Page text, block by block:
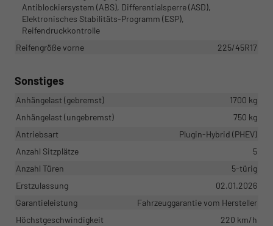
Antiblockiersystem (ABS), Differentialsperre (ASD),
Elektronisches Stabilitäts-Programm (ESP),
Reifendruckkontrolle
Reifengröße vorne
225/45R17
Sonstiges
Anhängelast (gebremst)
1700 kg
Anhängelast (ungebremst)
750 kg
Antriebsart
Plugin-Hybrid (PHEV)
Anzahl Sitzplätze
5
Anzahl Türen
5-türig
Erstzulassung
02.01.2026
Garantieleistung
Fahrzeuggarantie vom Hersteller
Höchstgeschwindigkeit
220 km/h